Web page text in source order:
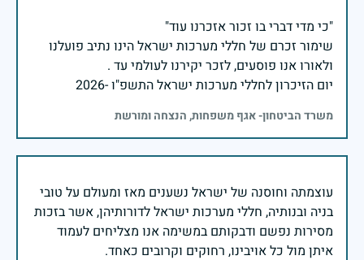
שימור זכרם של חללי מערכות ישראל הינו נתיב פועלנו
יום הזיכרון לחללי מערכות ישראל התשפ"ו -2026
משרד הביטחון- אגף משפחות, הנצחה ומורשת
עוצמתה וחוסנה של ישראל נשענים מאז ומעולם על טובי
בניה ובנותיה, חללי מערכות ישראל לדורותיהן, אשר בזכות
מסירות נפשם ודבקותם במשימה אנו מצליחים לעמוד